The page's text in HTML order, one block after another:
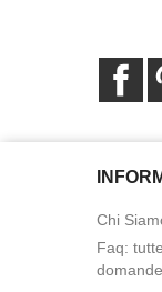
Chi
Faq: